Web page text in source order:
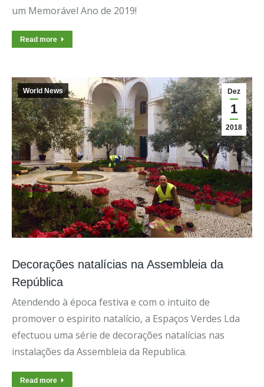
um Memorável Ano de 2019!
Read more
Dez
1
2018
World News
Decorações natalícias na Assembleia da
República
Atendendo à época festiva e com o intuito de
promover o espirito natalício, a Espaços Verdes Lda
efectuou uma série de decorações natalícias nas
instalações da Assembleia da Republica.
Read more